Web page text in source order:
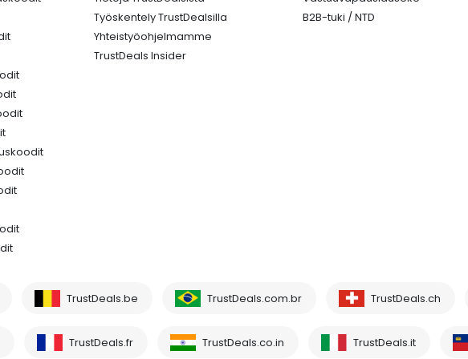
Työskentely TrustDealsilla
Yhteistyöohjelmamme
TrustDeals Insider
B2B-tuki / NTD
TrustDeals.be TrustDeals.com.br TrustDeals.ch
TrustDeals.fr TrustDeals.co.in TrustDeals.it